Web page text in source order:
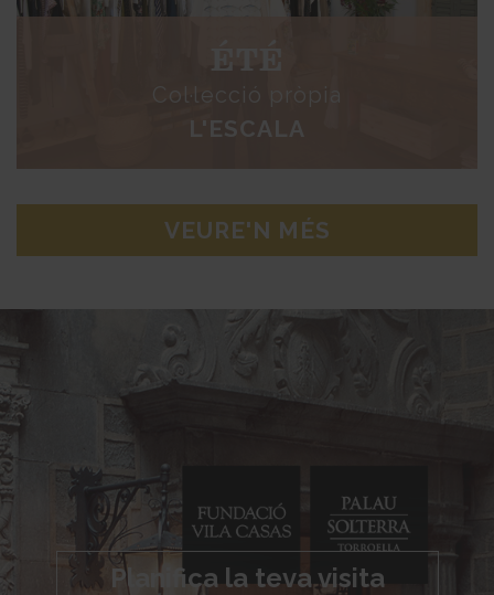
ÉTÉ
Col·lecció pròpia
L'ESCALA
VEURE'N MÉS
Planifica la teva visita